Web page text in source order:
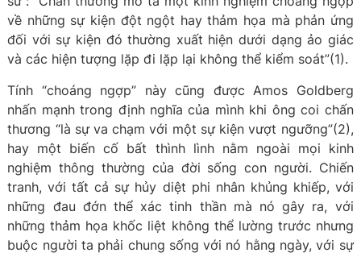
về những sự kiện đột ngột hay thảm họa mà phản ứng
đối với sự kiện đó thường xuất hiện dưới dạng ảo giác
và các hiện tượng lặp đi lặp lại không thể kiểm soát”(1).
Tính “choáng ngợp” này cũng được Amos Goldberg
nhấn mạnh trong định nghĩa của mình khi ông coi chấn
thương “là sự va chạm với một sự kiện vượt ngưỡng”(2),
hay một biến cố bất thình lình nằm ngoài mọi kinh
nghiệm thông thường của đời sống con người. Chiến
tranh, với tất cả sự hủy diệt phi nhân khủng khiếp, với
những đau đớn thể xác tinh thần mà nó gây ra, với
những thảm họa khốc liệt không thể lường trước nhưng
buộc người ta phải chung sống với nó hằng ngày, với sự